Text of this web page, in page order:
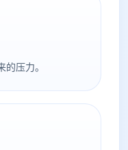
压力。